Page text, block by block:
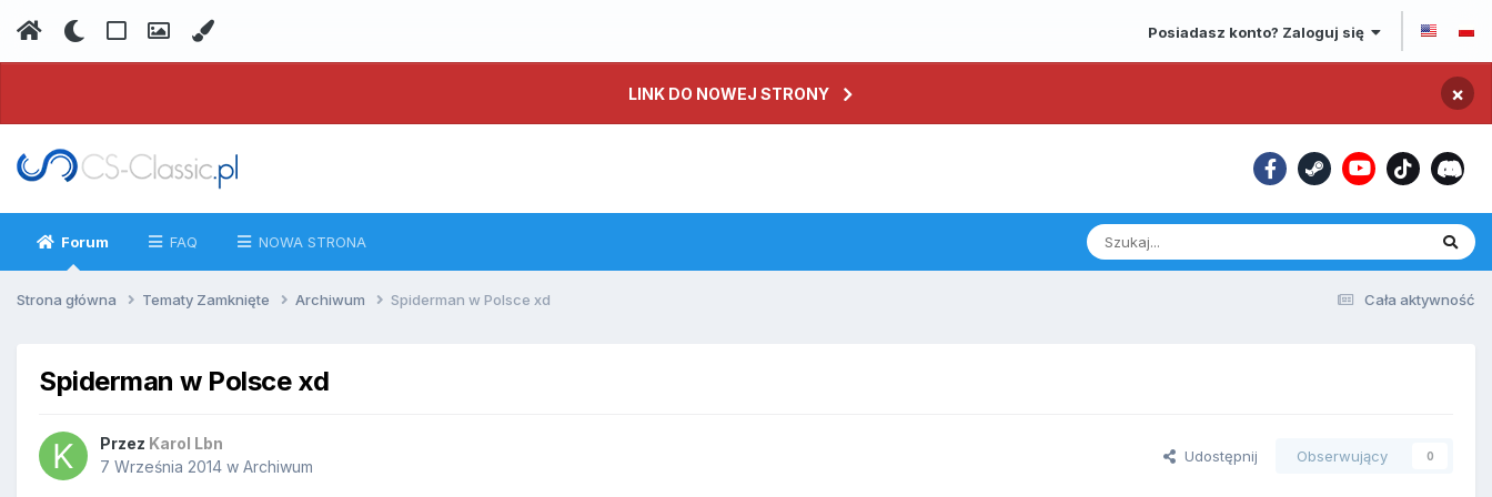
Posiadasz konto? Zaloguj się
LINK DO NOWEJ STRONY ×
Forum FAQ NOWA STRONA
Cała aktywność
Strona główna Tematy Zamknięte Archiwum Spiderman w Polsce xd
Spiderman w Polsce xd
Przez Karol Lbn
7 Września 2014 w Archiwum
Udostępnij Obserwujący 0